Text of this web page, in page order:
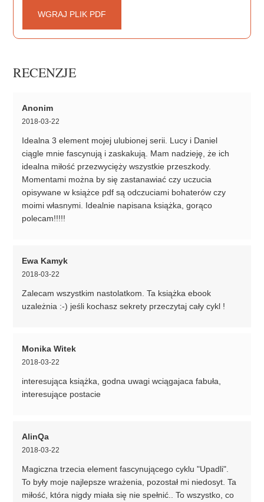
WGRAJ PLIK PDF
RECENZJE
Anonim
2018-03-22
Idealna 3 element mojej ulubionej serii. Lucy i Daniel
ciągle mnie fascynują i zaskakują. Mam nadzieję, że ich
idealna miłość przezwycięży wszystkie przeszkody.
Momentami można by się zastanawiać czy uczucia
opisywane w książce pdf są odczuciami bohaterów czy
moimi własnymi. Idealnie napisana książka, gorąco
polecam!!!!!
Ewa Kamyk
2018-03-22
Zalecam wszystkim nastolatkom. Ta książka ebook
uzależnia :-) jeśli kochasz sekrety przeczytaj cały cykl !
Monika Witek
2018-03-22
interesująca książka, godna uwagi wciągajaca fabuła,
interesujące postacie
AlinQa
2018-03-22
Magiczna trzecia element fascynującego cyklu "Upadli".
To były moje najlepsze wrażenia, pozostał mi niedosyt. Ta
miłość, która nigdy miała się nie spełnić.. To wszystko, co